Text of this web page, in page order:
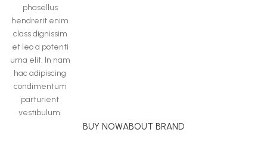
phasellus
hendrerit enim
class dignissim
et leo a potenti
urna elit. In nam
hac adipiscing
condimentum
parturient
vestibulum.
BUY NOWABOUT BRAND